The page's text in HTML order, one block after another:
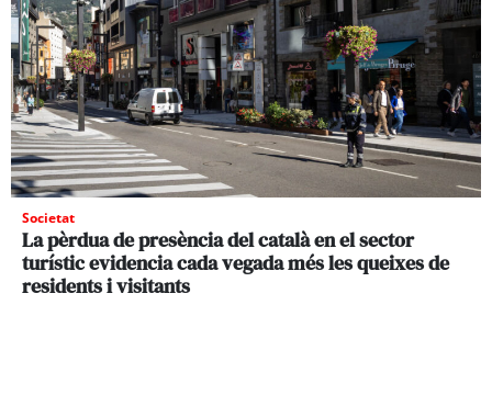
Societat
La pèrdua de presència del català en el sector
turístic evidencia cada vegada més les queixes de
residents i visitants